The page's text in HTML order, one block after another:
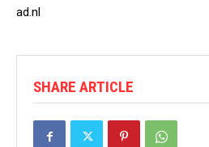
ad.nl
SHARE ARTICLE